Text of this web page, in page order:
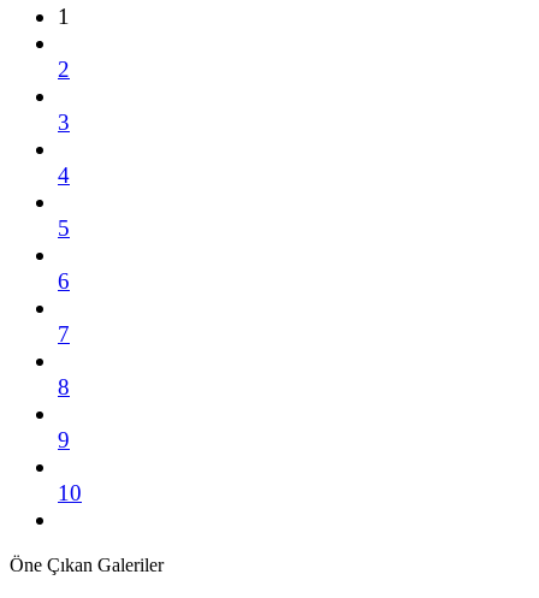
1
2
3
4
5
6
7
8
9
10
Öne Çıkan Galeriler